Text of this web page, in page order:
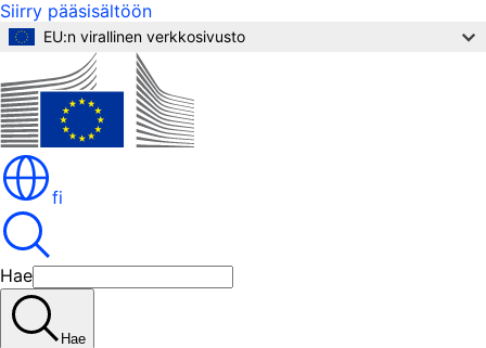
Siirry pääsisältöön
EU:n virallinen verkkosivusto
fi
Hae
Hae